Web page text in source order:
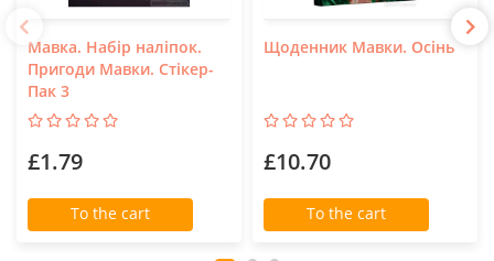
Мавка. Набір наліпок.
Пригоди Мавки. Стікер-
Пак 3
£1.79
To the cart
Щоденник Мавки. Осінь
£10.70
To the cart